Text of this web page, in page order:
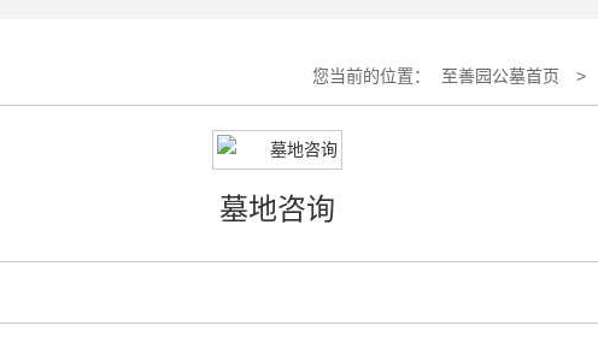
您当前的位置： 至善园公墓首页 >
墓地咨询